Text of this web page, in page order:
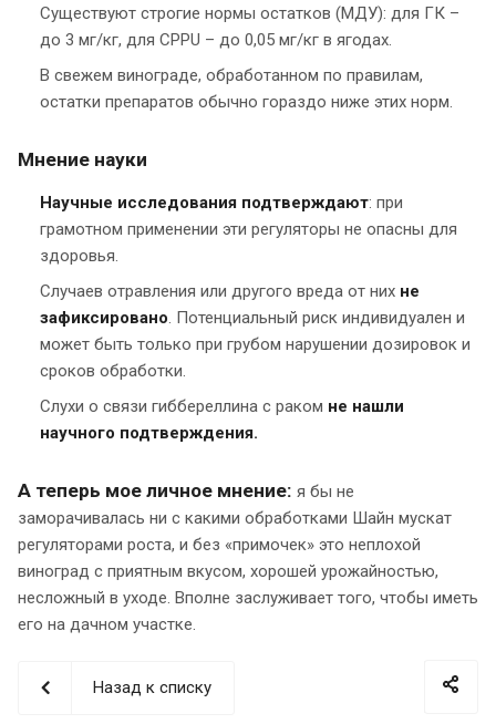
Существуют строгие нормы остатков (МДУ): для ГК –
до 3 мг/кг, для CPPU – до 0,05 мг/кг в ягодах.
В свежем винограде, обработанном по правилам,
остатки препаратов обычно гораздо ниже этих норм.
Мнение науки
Научные исследования подтверждают: при
грамотном применении эти регуляторы не опасны для
здоровья.
Случаев отравления или другого вреда от них не
зафиксировано. Потенциальный риск индивидуален и
может быть только при грубом нарушении дозировок и
сроков обработки.
Слухи о связи гиббереллина с раком не нашли
научного подтверждения.
А теперь мое личное мнение: я бы не
заморачивалась ни с какими обработками Шайн мускат
регуляторами роста, и без «примочек» это неплохой
виноград с приятным вкусом, хорошей урожайностью,
несложный в уходе. Вполне заслуживает того, чтобы иметь
его на дачном участке.
Назад к списку